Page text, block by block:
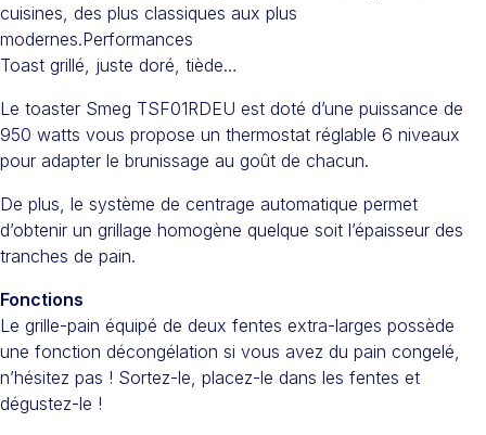
cuisines, des plus classiques aux plus
modernes.Performances
Toast grillé, juste doré, tiède…
Le toaster Smeg TSF01RDEU est doté d’une puissance de
950 watts vous propose un thermostat réglable 6 niveaux
pour adapter le brunissage au goût de chacun.
De plus, le système de centrage automatique permet
d’obtenir un grillage homogène quelque soit l’épaisseur des
tranches de pain.
Fonctions
Le grille-pain équipé de deux fentes extra-larges possède
une fonction décongélation si vous avez du pain congelé,
n’hésitez pas ! Sortez-le, placez-le dans les fentes et
dégustez-le !